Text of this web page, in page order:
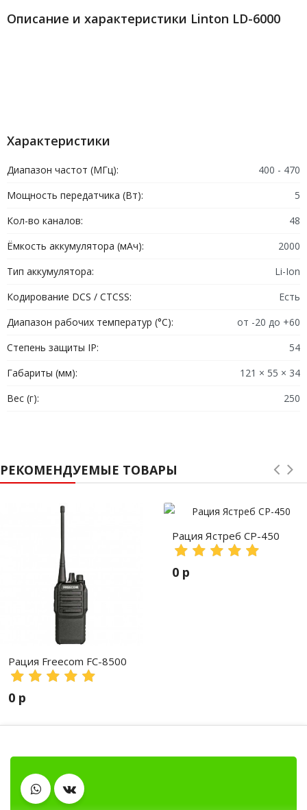
Описание и характеристики Linton LD-6000
Характеристики
Диапазон частот (МГц):
400 - 470
Мощность передатчика (Вт):
5
Кол-во каналов:
48
Ёмкость аккумулятора (мАч):
2000
Тип аккумулятора:
Li-Ion
Кодирование DCS / CTCSS:
Есть
Диапазон рабочих температур (°C):
от -20 до +60
Степень защиты IP:
54
Габариты (мм):
121 × 55 × 34
Вес (г):
250
РЕКОМЕНДУЕМЫЕ ТОВАРЫ
Рация Freecom FC-8500
0 р
Рация Ястреб СР-450
0 р
Рации, радиостанции, рации для